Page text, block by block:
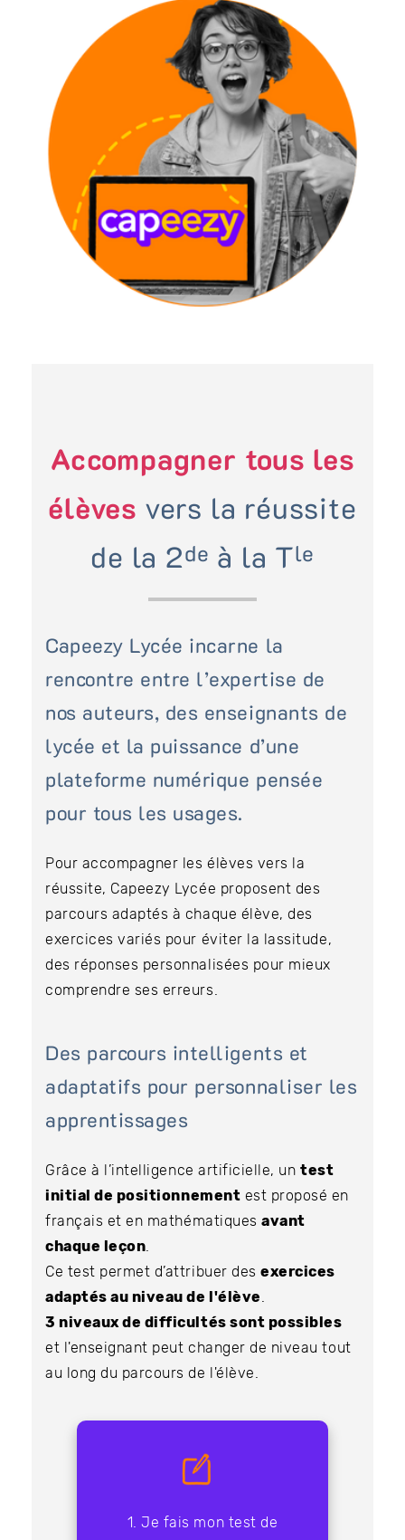
Accompagner tous les
élèves vers la réussite
de la 2de à la Tle
Capeezy Lycée incarne la
rencontre entre l’expertise de
nos auteurs, des enseignants de
lycée et la puissance d’une
plateforme numérique pensée
pour tous les usages.
Pour accompagner les élèves vers la
réussite, Capeezy Lycée proposent des
parcours adaptés à chaque élève, des
exercices variés pour éviter la lassitude,
des réponses personnalisées pour mieux
comprendre ses erreurs.
Des parcours intelligents et
adaptatifs pour personnaliser les
apprentissages
Grâce à l’intelligence artificielle, un test
initial de positionnement est proposé en
français et en mathématiquesavant
chaque leçon
Ce test permet d’attribuer desexercices
adaptés au niveau de l'élève
3 niveaux de difficultés sont possibles
et l'enseignant peut changer de niveau tout
au long du parcours de l'élève.
1. Je fais mon test de